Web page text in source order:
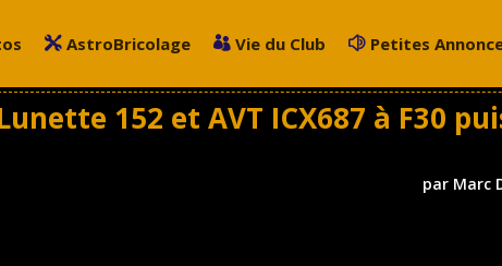
AstroBricolage Vie du Club Petites
152 et AVT ICX687 à F30
par Marc